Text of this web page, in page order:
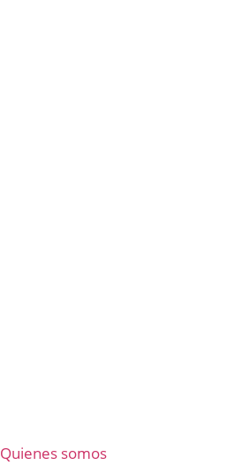
Quienes somos